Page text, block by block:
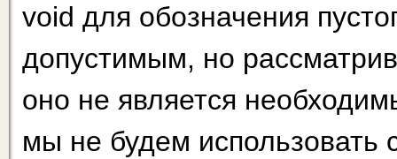
void для обозначения
допустимым, но
оно не является
мы не будем использовать